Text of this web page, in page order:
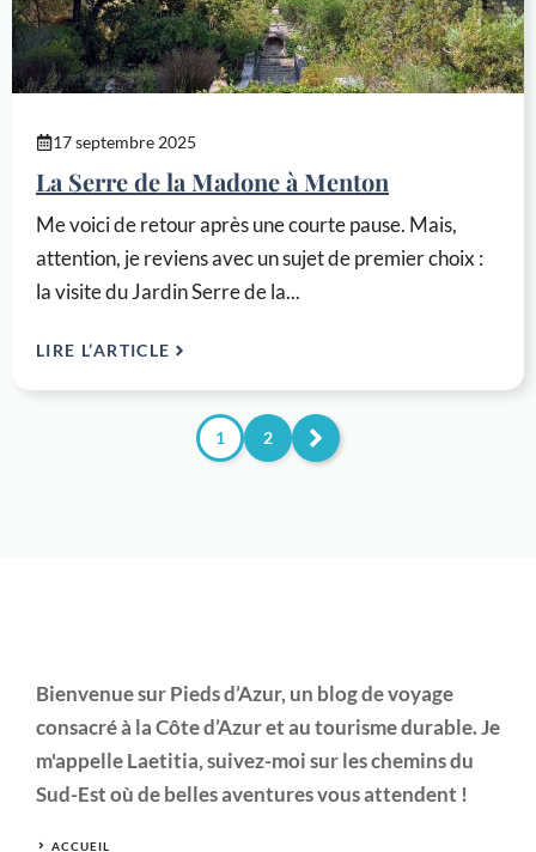
17 septembre 2025
La Serre de la Madone à Menton
Me voici de retour après une courte pause. Mais,
attention, je reviens avec un sujet de premier choix :
la visite du Jardin Serre de la...
LIRE L’ARTICLE
1 2
Bienvenue sur Pieds d’Azur, un blog de voyage
consacré à la Côte d’Azur et au tourisme durable. Je
m'appelle Laetitia, suivez-moi sur les chemins du
Sud-Est où de belles aventures vous attendent !
ACCUEIL